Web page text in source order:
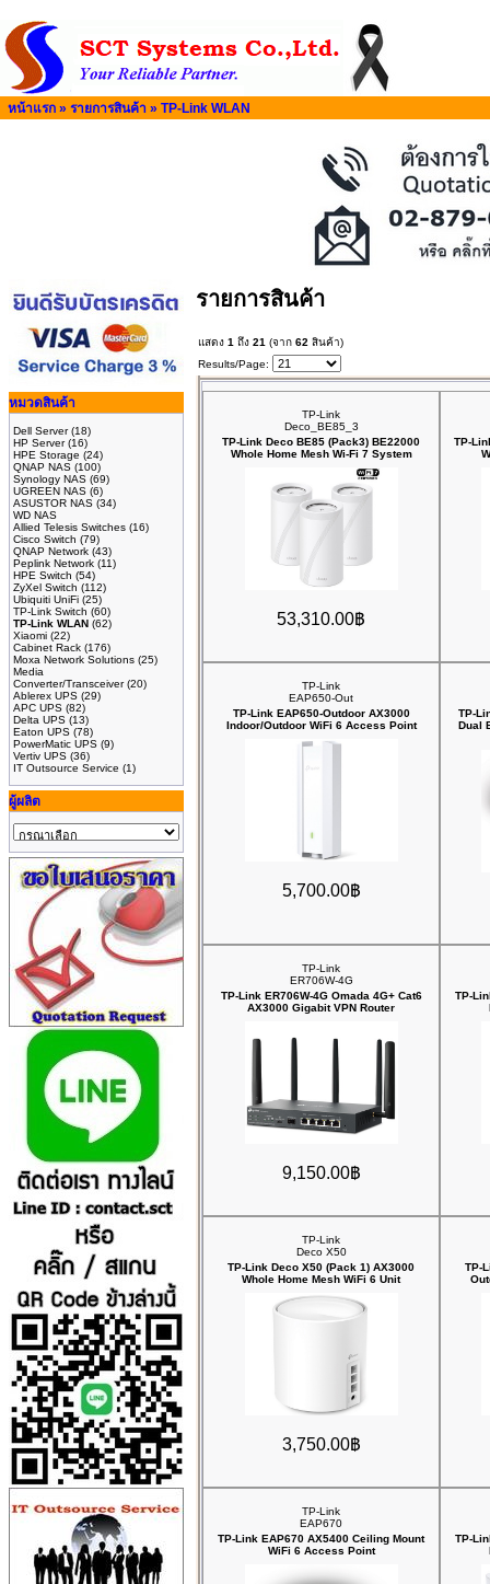
หน้าแรก » รายการสินค้า » TP-Link WLAN
หมวดสินค้า
Dell Server(18)
HP Server(16)
HPE Storage (24)
QNAP NAS (100)
Synology NAS (69)
UGREEN NAS (6)
ASUSTOR NAS (34)
WD NAS
Allied Telesis Switches (16)
Cisco Switch (79)
QNAP Network (43)
Peplink Network (11)
HPE Switch (54)
ZyXel Switch (112)
Ubiquiti UniFi (25)
TP-Link Switch (60)
TP-Link WLAN (62)
Xiaomi (22)
Cabinet Rack (176)
Moxa Network Solutions (25)
Media
Converter/Transceiver(20)
Ablerex UPS (29)
APC UPS (82)
Delta UPS (13)
Eaton UPS (78)
PowerMatic UPS (9)
Vertiv UPS (36)
IT Outsource Service (1)
ผู้ผลิต
รายการสินค้า
แสดง 1 ถึง 21 (จาก 62 สินค้า)
Results/Page:
TP-Link
Deco_BE85_3
TP-Link Deco BE85 (Pack3) BE22000
Whole Home Mesh Wi-Fi 7 System
53,310.00฿
TP-
TP-Link
EAP650-Out
TP-Link EAP650-Outdoor AX3000
Indoor/Outdoor WiFi 6 Access Point
5,700.00฿
TP-
Dual
TP-Link
ER706W-4G
TP-Link ER706W-4G Omada 4G+ Cat6
AX3000 Gigabit VPN Router
9,150.00฿
TP-
TP-Link
Deco X50
TP-Link Deco X50 (Pack 1) AX3000
Whole Home Mesh WiFi 6 Unit
3,750.00฿
TP-
TP-Link
EAP670
TP-Link EAP670 AX5400 Ceiling Mount
WiFi 6 Access Point
TP-